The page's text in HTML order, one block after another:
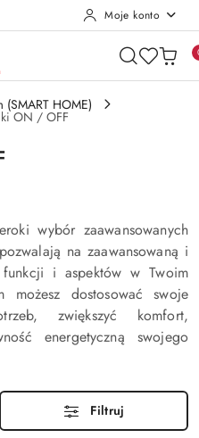
Moje konto
(SMART HOME)
ON / OFF
wybór zaawansowanych
na zaawansowaną i
i aspektów w Twoim
dostosować swoje
zwiększyć komfort,
energetyczną swojego
Filtruj